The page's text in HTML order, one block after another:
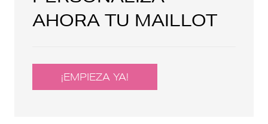
AHORA TU MAILLOT
¡EMPIEZA YA!